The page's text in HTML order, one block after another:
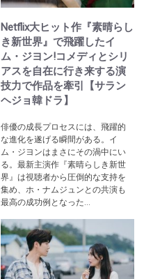
Netflix大ヒット作『素晴らし
き新世界』で飛躍したイ
ム・ジヨン!コメディとシリ
アスを自在に行き来する演
技力で作品を牽引【サラン
ヘジョ韓ドラ】
俳優の成長プロセスには、飛躍的
な進化を遂げる瞬間がある。イ
ム・ジヨンはまさにその渦中にい
る。最新主演作『素晴らしき新世
界』は視聴者から圧倒的な支持を
集め、ホ・ナムジュンとの共演も
最高の成功例となった...